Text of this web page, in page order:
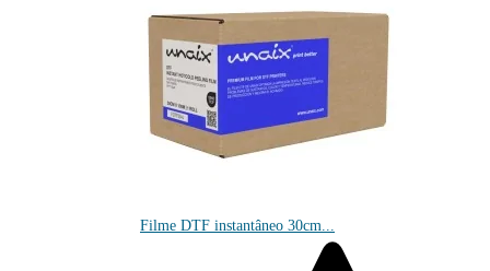
Filme DTF instantâneo 30cm...